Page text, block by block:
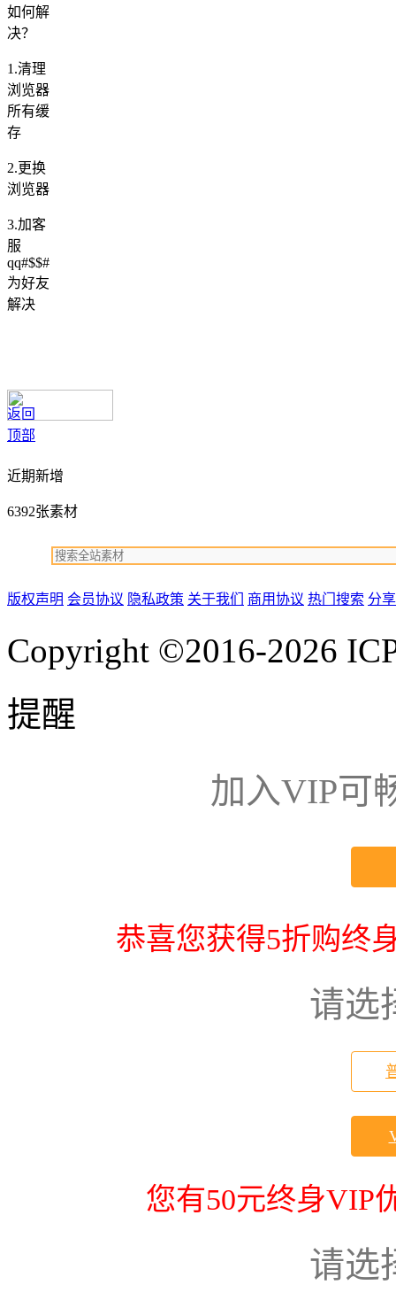
如何解
决？
1.清理
浏览器
所有缓
存
2.更换
浏览器
3.加客
服
qq#$$#
为好友
解决
返回
顶部
近期新增
6392张素材
版权声明 会员协议 隐私政策 关于我们 商用协议 热门搜索 分
Copyright ©2016-2026
提醒
加入VIP可
恭喜您获得5折购终
请选
您有50元终身VIP
请选